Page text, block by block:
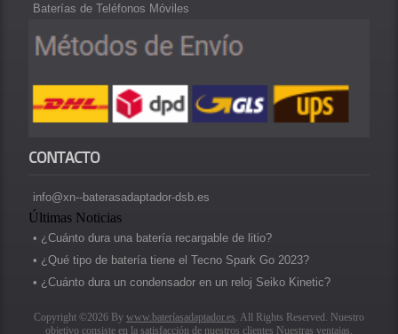
Baterías de Teléfonos Móviles
CONTACTO
info@xn--baterasadaptador-dsb.es
Últimas Noticias
• ¿Cuánto dura una batería recargable de litio?
• ¿Qué tipo de batería tiene el Tecno Spark Go 2023?
• ¿Cuánto dura un condensador en un reloj Seiko Kinetic?
Copyright ©2026 By www.bateríasadaptador.es . All Rights Reserved. Nuestro
objetivo consiste en la satisfacción de nuestros clientes Nuestras ventajas.